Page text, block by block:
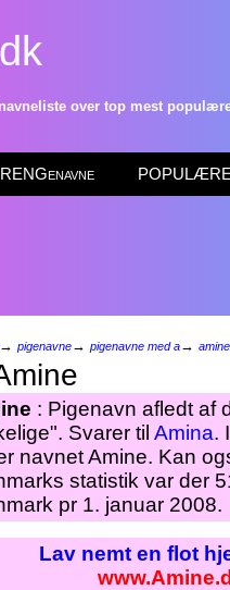
over top mest
POPULÆRE
→ pigenavne→ pigenavne med a→ amine
: Pigenavn afledt af
Svarer til Amina.
navnet Amine. Kan
statistik var der
pr 1. januar 2008.
Lav nemt en flot